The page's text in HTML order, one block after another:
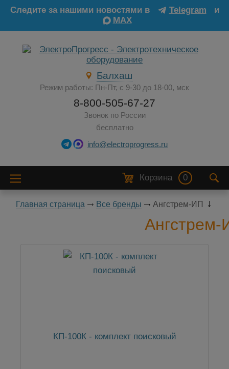
Следите за нашими новостями в Telegram
и
MAX
Балхаш
Режим работы: Пн-Пт, с 9-30 до 18-00, мск
8-800-505-67-27
Звонок по России
бесплатно
info@electroprogress.ru
Корзина 0
Главная страница Все бренды Ангстрем-ИП
КП-100К - комплект поисковый